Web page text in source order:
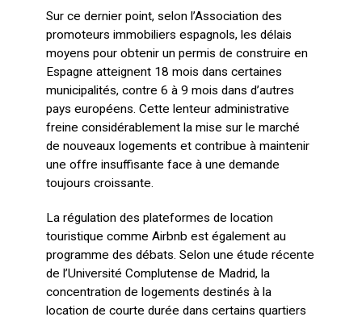
Sur ce dernier point, selon l’Association des
promoteurs immobiliers espagnols, les délais
moyens pour obtenir un permis de construire en
Espagne atteignent 18 mois dans certaines
municipalités, contre 6 à 9 mois dans d’autres
pays européens. Cette lenteur administrative
freine considérablement la mise sur le marché
de nouveaux logements et contribue à maintenir
une offre insuffisante face à une demande
toujours croissante.
La régulation des plateformes de location
touristique comme Airbnb est également au
programme des débats. Selon une étude récente
de l’Université Complutense de Madrid, la
concentration de logements destinés à la
location de courte durée dans certains quartiers